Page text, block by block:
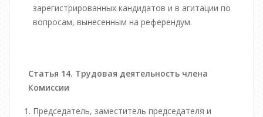
зарегистрированных кандидатов и в агитации по
вопросам, вынесенным на референдум.
Статья 14. Трудовая деятельность члена
Комиссии
Председатель, заместитель председателя и